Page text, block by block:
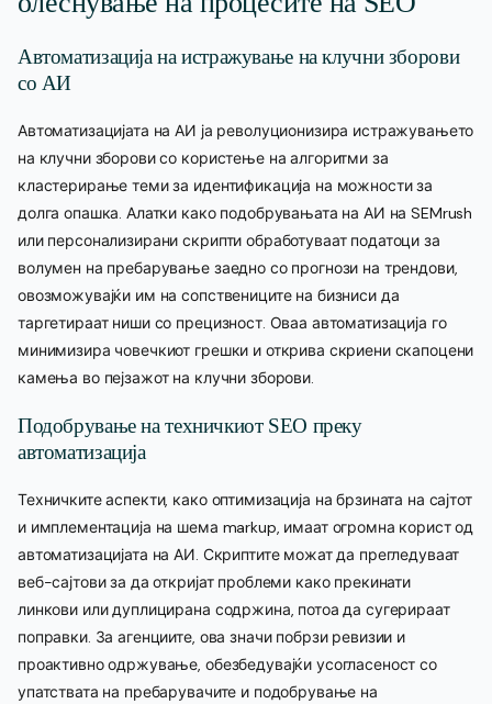
Автоматизација на истражување на клучни зборови
со АИ
Автоматизацијата на АИ ја револуционизира истражувањето
на клучни зборови со користење на алгоритми за
кластерирање теми за идентификација на можности за
долга опашка. Алатки како подобрувањата на АИ на SEMrush
или персонализирани скрипти обработуваат податоци за
волумен на пребарување заедно со прогнози на трендови,
овозможувајќи им на сопствениците на бизниси да
таргетираат ниши со прецизност. Оваа автоматизација го
минимизира човечкиот грешки и открива скриени скапоцени
камења во пејзажот на клучни зборови.
Подобрување на техничкиот SEO преку
автоматизација
Техничките аспекти, како оптимизација на брзината на сајтот
и имплементација на шема markup, имаат огромна корист од
автоматизацијата на АИ. Скриптите можат да прегледуваат
веб-сајтови за да откријат проблеми како прекинати
линкови или дуплицирана содржина, потоа да сугерираат
поправки. За агенциите, ова значи побрзи ревизии и
проактивно одржување, обезбедувајќи усогласеност со
упатствата на пребарувачите и подобрување на